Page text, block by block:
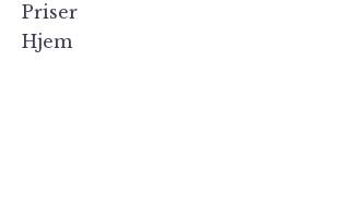
Priser
Hjem